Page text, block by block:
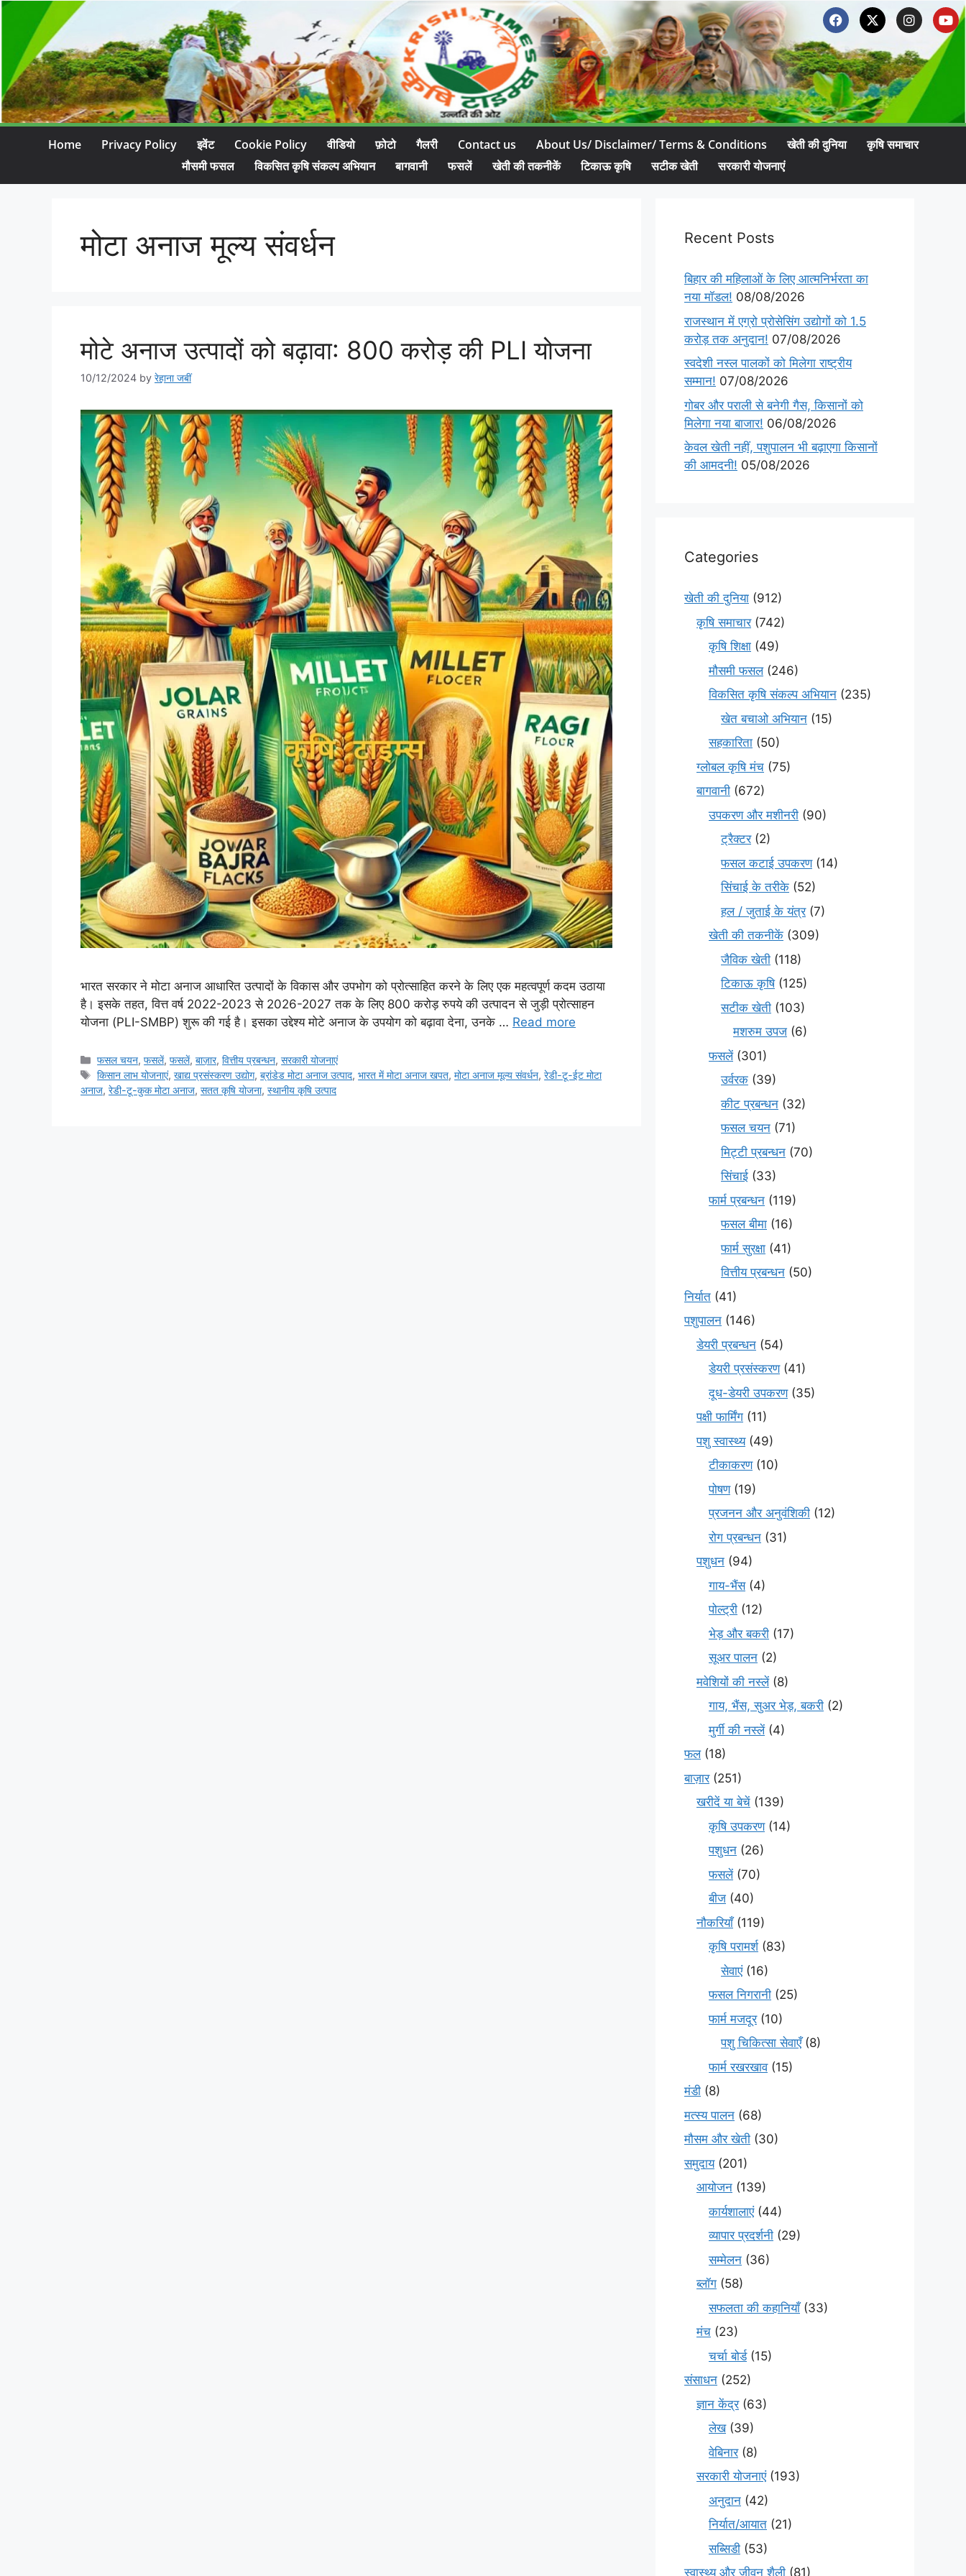
Home Privacy Policy इवेंट Cookie Policy वीडियो फ़ोटो गैलरी Contact us About Us/ Disclaimer/ Terms & Conditions खेती की दुनिया
कृषि समाचार
मौसमी फसल
विकसित कृषि संकल्प अभियान बागवानी फसलें खेती की तकनीकें टिकाऊ कृषि सटीक खेती सरकारी योजनाएं
मोटा अनाज मूल्य संवर्धन
मोटे अनाज उत्पादों को बढ़ावा: 800 करोड़ की PLI योजना
10/12/2024 by रेहाना जबीं
भारत सरकार ने मोटा अनाज आधारित उत्पादों के विकास और उपभोग को प्रोत्साहित करने के लिए एक महत्वपूर्ण कदम उठाया
है। इसके तहत, वित्त वर्ष 2022-2023 से 2026-2027 तक के लिए 800 करोड़ रुपये की उत्पादन से जुड़ी प्रोत्साहन
योजना (PLI-SMBP) शुरू की गई है। इसका उद्देश्य मोटे अनाज के उपयोग को बढ़ावा देना, उनके … Read more
फसल चयन,फसलें,फसलें,बाज़ार,वित्तीय प्रबन्धन,सरकारी योजनाएं
किसान लाभ योजनाएं,खाद्य प्रसंस्करण उद्योग,ब्रांडेड मोटा अनाज उत्पाद,भारत में मोटा अनाज खपत,मोटा अनाज मूल्य संवर्धन,रेडी-टू-ईट मोटा
अनाज, रेडी-टू-कुक मोटा अनाज, सतत कृषि योजना, स्थानीय कृषि उत्पाद
Recent Posts
बिहार की महिलाओं के लिए आत्मनिर्भरता का
नया मॉडल! 08/08/2026
राजस्थान में एग्रो प्रोसेसिंग उद्योगों को 1.5
करोड़ तक अनुदान! 07/08/2026
स्वदेशी नस्ल पालकों को मिलेगा राष्ट्रीय
सम्मान! 07/08/2026
गोबर और पराली से बनेगी गैस, किसानों को
मिलेगा नया बाजार! 06/08/2026
केवल खेती नहीं, पशुपालन भी बढ़ाएगा किसानों
की आमदनी! 05/08/2026
Categories
खेती की दुनिया (912)
कृषि समाचार(742)
कृषि शिक्षा (49)
मौसमी फसल(246)
विकसित कृषि संकल्प अभियान (235)
खेत बचाओ अभियान (15)
सहकारिता (50)
ग्लोबल कृषि मंच (75)
बागवानी (672)
उपकरण और मशीनरी (90)
ट्रैक्टर(2)
फसल कटाई उपकरण(14)
सिंचाई के तरीके (52)
हल / जुताई के यंत्र(7)
खेती की तकनीकें (309)
जैविक खेती (118)
टिकाऊ कृषि(125)
सटीक खेती (103)
मशरुम उपज (6)
फसलें(301)
उर्वरक (39)
कीट प्रबन्धन (32)
फसल चयन (71)
मि‌ट्टी प्रबन्धन (70)
सिंचाई (33)
फार्म प्रबन्धन (119)
फसल बीमा (16)
फार्म सुरक्षा (41)
वित्तीय प्रबन्धन (50)
निर्यात (41)
पशुपालन (146)
डेयरी प्रबन्धन (54)
डेयरी प्रसंस्करण(41)
दूध-डेयरी उपकरण(35)
पक्षी फार्मिंग (11)
पशु स्वास्थ्य(49)
टीकाकरण(10)
पोषण(19)
प्रजनन और अनुवंशिकी (12)
रोग प्रबन्धन (31)
पशुधन (94)
गाय-भैंस(4)
पोल्ट्री (12)
भेड़ और बकरी (17)
सूअर पालन (2)
मवेशियों की नस्लें(8)
गाय, भैंस, सुअर भेड़, बकरी (2)
मुर्गी की नस्लें(4)
फल(18)
बाज़ार(251)
खरीदें या बेचें (139)
कृषि उपकरण(14)
पशुधन (26)
फसलें(70)
बीज (40)
नौकरियाँ(119)
कृषि परामर्श(83)
सेवाएं(16)
फसल निगरानी (25)
फार्म मजदूर(10)
पशु चिकित्सा सेवाएँ(8)
फार्म रखरखाव(15)
मंडी (8)
मत्स्य पालन (68)
मौसम और खेती (30)
समुदाय(201)
आयोजन (139)
कार्यशालाएं(44)
व्यापार प्रदर्शनी (29)
सम्मेलन (36)
ब्लॉग (58)
सफलता की कहानियाँ(33)
मंच (23)
चर्चा बोर्ड(15)
संसाधन (252)
ज्ञान केंद्र(63)
लेख(39)
वेबिनार(8)
सरकारी योजनाएं(193)
अनुदान (42)
निर्यात/आयात (21)
सब्सिडी (53)
स्वास्थ्य और जीवन शैली (81)